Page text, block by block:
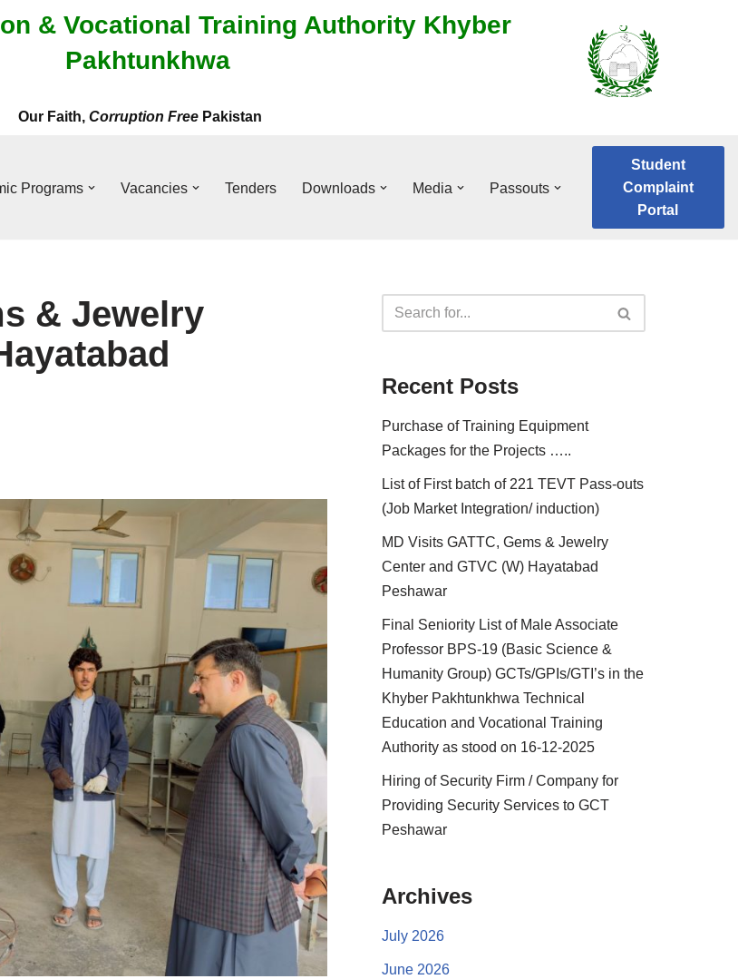
& Vocational Training Authority Khyber
Pakhtunkhwa
Our Faith, Corruption Free Pakistan
Programs Vacancies Tenders Downloads Media Passouts
Student
Complaint
Portal
& Jewelry
Recent Posts
Purchase of Training Equipment
Packages for the Projects …..
List of First batch of 221 TEVT Pass-outs
(Job Market Integration/ induction)
MD Visits GATTC, Gems & Jewelry
Center and GTVC (W) Hayatabad
Peshawar
Final Seniority List of Male Associate
Professor BPS-19 (Basic Science &
Humanity Group) GCTs/GPIs/GTI’s in the
Khyber Pakhtunkhwa Technical
Education and Vocational Training
Authority as stood on 16-12-2025
Hiring of Security Firm / Company for
Providing Security Services to GCT
Peshawar
Archives
July 2026
June 2026